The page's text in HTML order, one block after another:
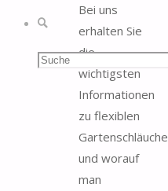
Suchen
Bei uns
erhalten Sie
die
wichtigsten
Informationen
zu flexiblen
Gartenschläuche
und worauf
man